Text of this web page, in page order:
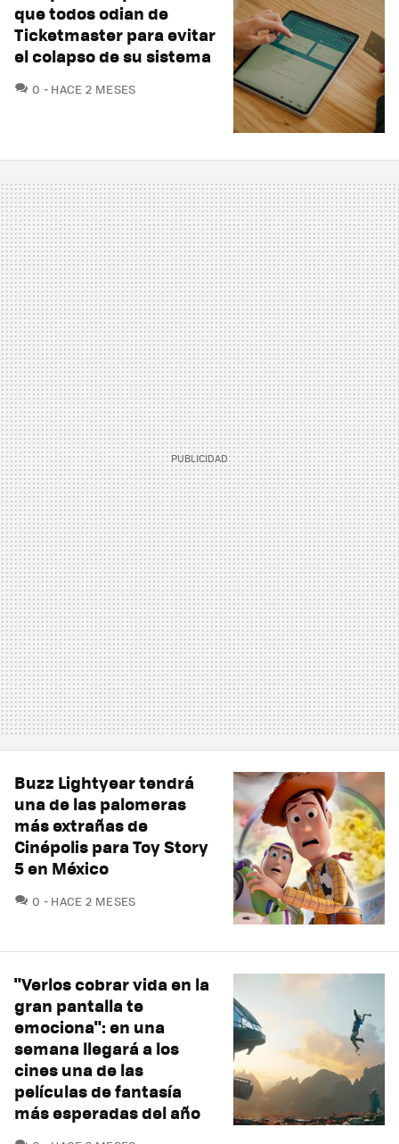
que todos odian de
Ticketmaster para evitar
el colapso de su sistema
0 COMENTARIOS
HACE 2 MESES
Buzz Lightyear tendrá
una de las palomeras
más extrañas de
Cinépolis para Toy Story
5 en México
0 COMENTARIOS
HACE 2 MESES
"Verlos cobrar vida en la
gran pantalla te
emociona": en una
semana llegará a los
cines una de las
películas de fantasía
más esperadas del año